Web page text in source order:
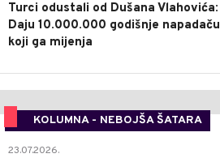
Turci odustali od Dušana Vlahovića:
Daju 10.000.000 godišnje napadaču
koji ga mijenja
KOLUMNA - NEBOJŠA ŠATARA
23.07.2026.